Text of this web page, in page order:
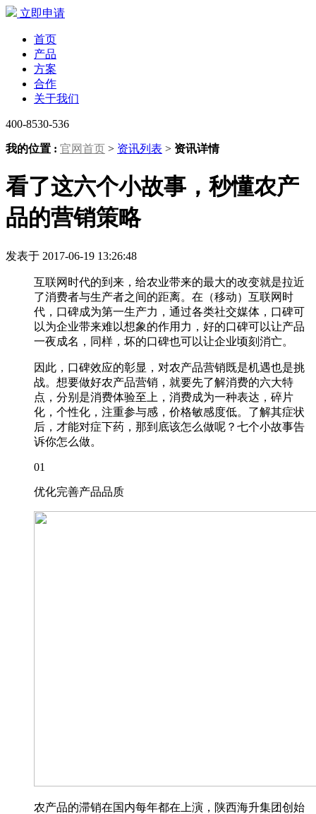
立即申请
首页
产品
方案
合作
关于我们
400-8530-536
我的位置 : 官网首页 > 资讯列表 > 资讯详情
看了这六个小故事，秒懂农产
品的营销策略
发表于 2017-06-19 13:26:48
互联网时代的到来，给农业带来的最大的改变就是拉近
了消费者与生产者之间的距离。在（移动）互联网时
代，口碑成为第一生产力，通过各类社交媒体，口碑可
以为企业带来难以想象的作用力，好的口碑可以让产品
一夜成名，同样，坏的口碑也可以让企业顷刻消亡。
因此，口碑效应的彰显，对农产品营销既是机遇也是挑
战。想要做好农产品营销，就要先了解消费的六大特
点，分别是消费体验至上，消费成为一种表达，碎片
化，个性化，注重参与感，价格敏感度低。了解其症状
后，才能对症下药，那到底该怎么做呢？七个小故事告
诉你怎么做。
01
优化完善产品品质
农产品的滞销在国内每年都在上演，陕西海升集团创始